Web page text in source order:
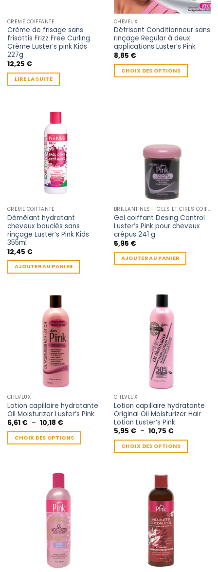
CRÈME COIFFANTE
Crème de frisage sans
frisottis Frizz Free Curling
Crème Luster’s pink Kids
227g
12,25 €
LIRE LA SUITE
CHEVEUX
Défrisant Conditionneur sans
rinçage Regular à deux
applications Luster’s Pink
8,85 €
CHOIX DES OPTIONS
page
du
produit
CRÈME COIFFANTE
Démêlant hydratant
cheveux bouclés sans
rinçage Luster’s Pink Kids
355ml
12,45 €
AJOUTER AU PANIER
BRILLANTINES - GELS ET CIRES COIFFANTE
Gel coiffant Desing Control
Luster’s Pink pour cheveux
crépus 241 g
5,95 €
AJOUTER AU PANIER
CHEVEUX
Lotion capillaire hydratante
Oil Moisturizer Luster’s Pink
6,61 € – 10,18 €Plage
prix :
6,61 €
CHOIX DES OPTIONS
CHEVEUX
Lotion capillaire hydratante
Original Oil Moisturizer Hair
Lotion Luster’s Pink
5,95 € – 10,75 €Plage
prix :
5,95 €
CHOIX DES OPTIONS